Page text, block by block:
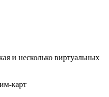
и несколько виртуальных
карт